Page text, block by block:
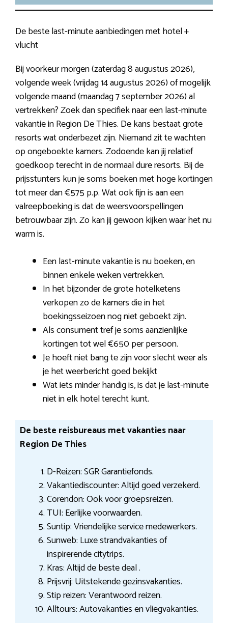
De beste last-minute aanbiedingen met hotel +
vlucht
Bij voorkeur morgen (zaterdag 8 augustus 2026),
volgende week (vrijdag 14 augustus 2026) of mogelijk
volgende maand (maandag 7 september 2026) al
vertrekken? Zoek dan specifiek naar een last-minute
vakantie in Region De Thies. De kans bestaat grote
resorts wat onderbezet zijn. Niemand zit te wachten
op ongeboekte kamers. Zodoende kan jij relatief
goedkoop terecht in de normaal dure resorts. Bij de
prijsstunters kun je soms boeken met hoge kortingen
tot meer dan €575 p.p. Wat ook fijn is aan een
valreepboeking is dat de weersvoorspellingen
betrouwbaar zijn. Zo kan jij gewoon kijken waar het nu
warm is.
Een last-minute vakantie is nu boeken, en
binnen enkele weken vertrekken.
In het bijzonder de grote hotelketens
verkopen zo de kamers die in het
boekingsseizoen nog niet geboekt zijn.
Als consument tref je soms aanzienlijke
kortingen tot wel €650 per persoon.
Je hoeft niet bang te zijn voor slecht weer als
je het weerbericht goed bekijkt
Wat iets minder handig is, is dat je last-minute
niet in elk hotel terecht kunt.
De beste reisbureaus met vakanties naar
Region De Thies
D-Reizen: SGR Garantiefonds.
Vakantiediscounter: Altijd goed verzekerd.
Corendon: Ook voor groepsreizen.
TUI: Eerlijke voorwaarden.
Suntip: Vriendelijke service medewerkers.
Sunweb: Luxe strandvakanties of
inspirerende citytrips.
Kras: Altijd de beste deal .
Prijsvrij: Uitstekende gezinsvakanties.
Stip reizen: Verantwoord reizen.
Alltours: Autovakanties en vliegvakanties.